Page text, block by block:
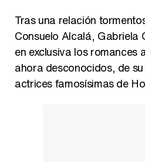
Tras una relación
Consuelo Alcalá, Gabriela
en exclusiva los romances
ahora desconocidos, de
actrices famosísimas de